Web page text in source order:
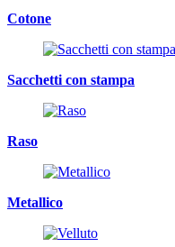
Cotone
Sacchetti con stampa
Raso
Metallico